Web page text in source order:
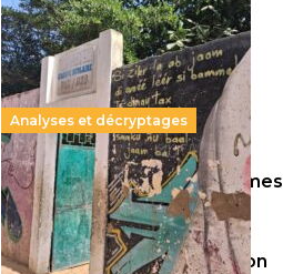
Analyses et décryptages
258 millions d’enfants victimes
de la guerre, des chocs
climatiques et des
déplacements de population